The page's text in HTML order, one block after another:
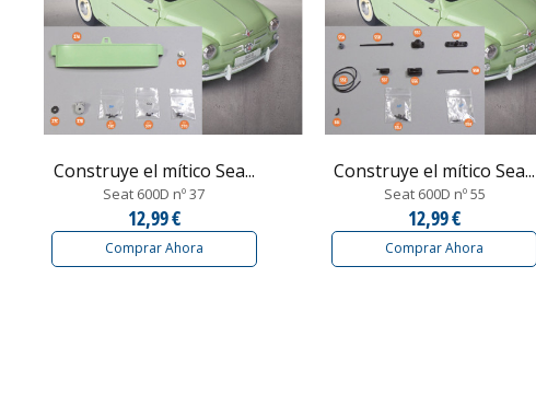
Construye el mítico Sea...
Seat 600D nº 37
12,99 €
Comprar Ahora
Construye el mítico Sea...
Seat 600D nº 55
12,99 €
Comprar Ahora